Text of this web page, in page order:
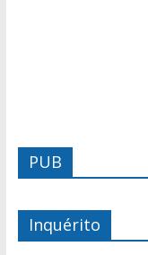
PUB
Inquérito